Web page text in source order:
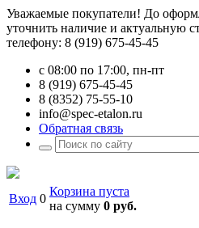
Уважаемые покупатели! До
уточнить наличие и актуальную
телефону: 8 (919) 675-45-45
с 08:00 по 17:00, пн-пт
8 (919) 675-45-45
8 (8352) 75-55-10
info@spec-etalon.ru
Обратная связь
Вход 0
Корзина пуста
на сумму 0 руб.